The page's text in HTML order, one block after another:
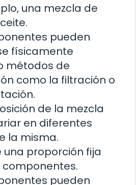
una mezcla de
pueden
físicamente
métodos de
como la filtración o
de la mezcla
en diferentes
la misma.
una proporción fija
pueden